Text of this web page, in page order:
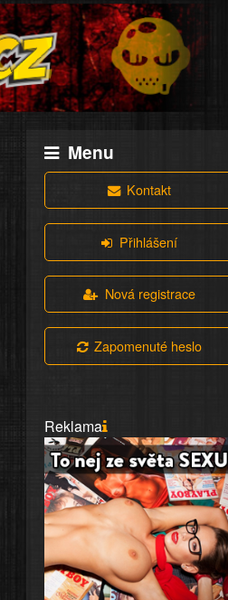
Menu
Kontakt
Přihlášení
Nová registrace
Zapomenuté heslo
Reklama